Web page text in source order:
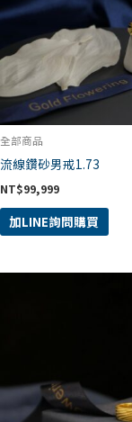
全部商品
流線鑽砂男戒1.73
NT$99,999
加LINE詢問購買